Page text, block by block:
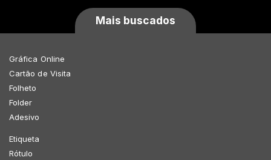
Mais buscados
Gráfica Online
Cartão de Visita
Folheto
Folder
Adesivo
Etiqueta
Rótulo